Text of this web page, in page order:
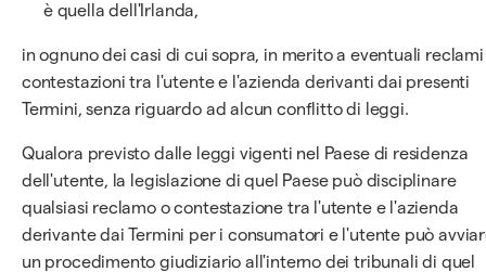
è quella dell'Irlanda,
in ognuno dei casi di cui sopra, in merito a eventuali reclami
contestazioni tra l'utente e l'azienda derivanti dai presenti
Termini, senza riguardo ad alcun conflitto di leggi.
Qualora previsto dalle leggi vigenti nel Paese di residenza
dell'utente, la legislazione di quel Paese può disciplinare
qualsiasi reclamo o contestazione tra l'utente e l'azienda
derivante dai Termini per i consumatori e l'utente può
un procedimento giudiziario all'interno dei tribunali di quel